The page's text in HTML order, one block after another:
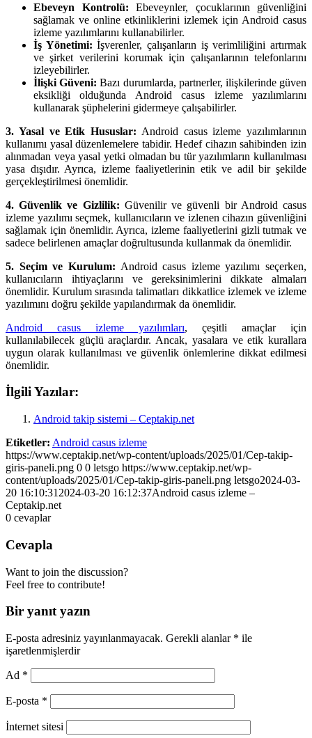
Ebeveyn Kontrolü: Ebeveynler, çocuklarının güvenliğini
sağlamak ve online etkinliklerini izlemek için Android casus
izleme yazılımlarını kullanabilirler.
İş Yönetimi: İşverenler, çalışanların iş verimliliğini artırmak
ve şirket verilerini korumak için çalışanlarının telefonlarını
izleyebilirler.
İlişki Güveni: Bazı durumlarda, partnerler, ilişkilerinde güven
eksikliği olduğunda Android casus izleme yazılımlarını
kullanarak şüphelerini gidermeye çalışabilirler.
3. Yasal ve Etik Hususlar: Android casus izleme yazılımlarının
kullanımı yasal düzenlemelere tabidir. Hedef cihazın sahibinden izin
alınmadan veya yasal yetki olmadan bu tür yazılımların kullanılması
yasa dışıdır. Ayrıca, izleme faaliyetlerinin etik ve adil bir şekilde
gerçekleştirilmesi önemlidir.
4. Güvenlik ve Gizlilik: Güvenilir ve güvenli bir Android casus
izleme yazılımı seçmek, kullanıcıların ve izlenen cihazın güvenliğini
sağlamak için önemlidir. Ayrıca, izleme faaliyetlerini gizli tutmak ve
sadece belirlenen amaçlar doğrultusunda kullanmak da önemlidir.
5. Seçim ve Kurulum: Android casus izleme yazılımı seçerken,
kullanıcıların ihtiyaçlarını ve gereksinimlerini dikkate almaları
önemlidir. Kurulum sırasında talimatları dikkatlice izlemek ve izleme
yazılımını doğru şekilde yapılandırmak da önemlidir.
Android casus izleme yazılımları, çeşitli amaçlar için
kullanılabilecek güçlü araçlardır. Ancak, yasalara ve etik kurallara
uygun olarak kullanılması ve güvenlik önlemlerine dikkat edilmesi
önemlidir.
İlgili Yazılar:
Android takip sistemi – Ceptakip.net
Etiketler: Android casus izleme
https://www.ceptakip.net/wp-content/uploads/2025/01/Cep-takip-
giris-paneli.png 0 0 letsgo https://www.ceptakip.net/wp-
content/uploads/2025/01/Cep-takip-giris-paneli.png letsgo2024-03-
20 16:10:31 2024-03-20 16:12:37Android casus izleme –
Ceptakip.net
0 cevaplar
Cevapla
Want to join the discussion?
Feel free to contribute!
Bir yanıt yazın
E-posta adresiniz yayınlanmayacak. Gerekli alanlar * ile
işaretlenmişlerdir
Ad *
E-posta *
İnternet sitesi